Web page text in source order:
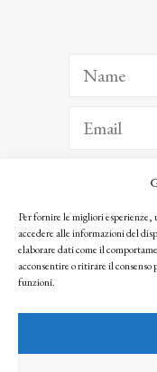
Per fornire le migliori esperienze,
accedere alle informazioni del
elaborare dati come il
acconsentire o ritirare il
funzioni.
Facendo clic per iscriverti,
seguendo la nostra Privacy Policy
© 2025 Istituto Matteucci. All
l’autorizzazione scritta dei